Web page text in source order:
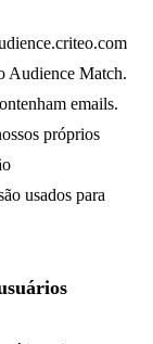
Audience Match.
emails.
próprios
usados para